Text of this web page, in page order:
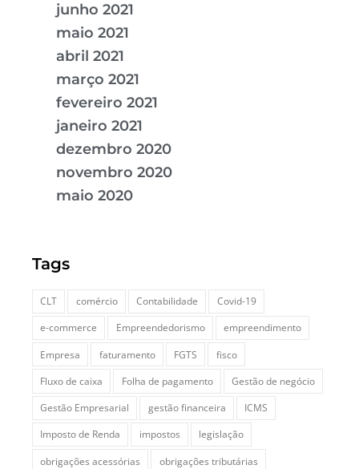
junho 2021
maio 2021
abril 2021
março 2021
fevereiro 2021
janeiro 2021
dezembro 2020
novembro 2020
maio 2020
Tags
CLT comércio Contabilidade
Covid-19
e-commerce
Empreendedorismo
empreendimento
Empresa
faturamento FGTS
fisco
Fluxo de caixa
Folha de pagamento
Gestão de negócio
Gestão Empresarial
gestão financeira
ICMS
Imposto de Renda
impostos
legislação
obrigações acessórias
obrigações tributárias